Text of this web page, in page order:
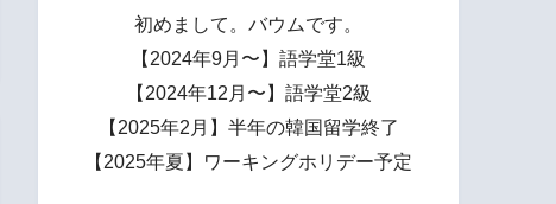
初めまして。バウムです。
【2024年9月〜】語学堂1級
【2024年12月〜】語学堂2級
【2025年2月】半年の韓国留学終了
【2025年夏】ワーキングホリデー予定